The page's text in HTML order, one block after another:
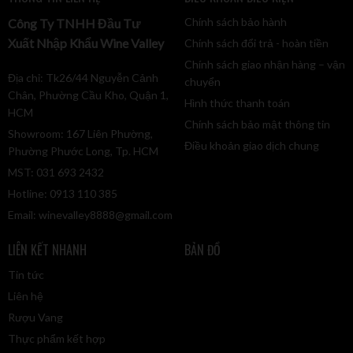
cuốn hút đến ngỡ ngàng. Charles Lafitte vừa mang biểu
tượng của sự sang trọng, vừa là sự lựa chọn hoàn hảo cho
những dịp kỷ niệm đặc biệt. Một ly Charles Lafitte luôn là tác
phẩm nghệ thuật đối với những ai yêu cái đẹp và sự tinh tế.
Công Ty TNHH Đầu Tư
Xuất Nhập Khẩu Wine Valley
Địa chỉ: Tk26/44 Nguyễn Cảnh
Chân, Phường Cầu Kho, Quận 1,
HCM
Showroom: 167 Liên Phường,
Phường Phước Long, Tp. HCM
MST: 031 693 2432
Hotline: 0913 110 385
Email: winevalley8888@gmail.com
Chính sách bảo hành
Chính sách đổi trả - hoàn tiền
Chính sách giao nhận hàng – vận
chuyển
Hình thức thanh toán
Chính sách bảo mật thông tin
Điều khoản giao dịch chung
LIÊN KẾT NHANH
Tin tức
Liên hệ
Rượu Vang
Thực phẩm kết hợp
BẢN ĐỒ